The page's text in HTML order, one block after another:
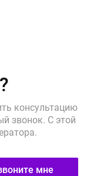
консультацию
звонок. С этой
мне